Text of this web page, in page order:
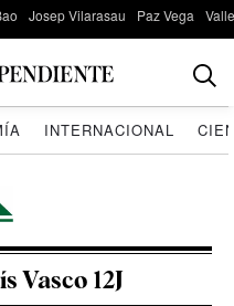
Josep Vilarasau Paz Vega
INTERNACIONAL
Vasco 12J